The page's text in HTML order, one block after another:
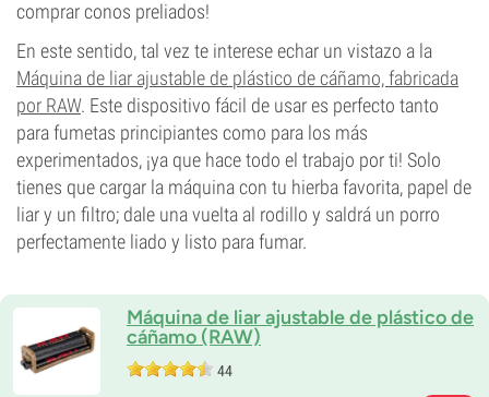
comprar conos preliados!
En este sentido, tal vez te interese echar un vistazo a la
Máquina de liar ajustable de plástico de cáñamo, fabricada
por RAW. Este dispositivo fácil de usar es perfecto tanto
para fumetas principiantes como para los más
experimentados, ¡ya que hace todo el trabajo por ti! Solo
tienes que cargar la máquina con tu hierba favorita, papel de
liar y un filtro; dale una vuelta al rodillo y saldrá un porro
perfectamente liado y listo para fumar.
Máquina de liar ajustable de plástico de
cáñamo (RAW)
44